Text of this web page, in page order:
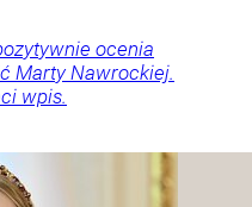
ocenia
Marty Nawrockiej.
wpis.